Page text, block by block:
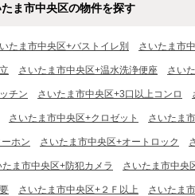
ま市中央区の物件を探す
たま市中央区+バストイレ別 さいたま市
さいたま市中央区+温水洗浄便座 さい
チン さいたま市中央区+3口以上コンロ
さいたま市中央区+クロゼット さいたま
ホン さいたま市中央区+オートロック
たま市中央区+防犯カメラ さいたま市中央
さいたま市中央区+２Ｆ以上 さいたま